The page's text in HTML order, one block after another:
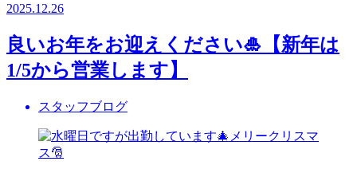
2025.12.26
良いお年をお迎えください🎍【新年は
1/5から営業します】
スタッフブログ